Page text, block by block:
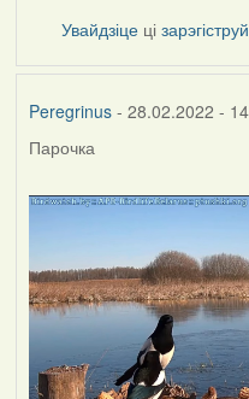
Увайдзіце ці
Peregrinus- 28.02.2022 -
Парочка